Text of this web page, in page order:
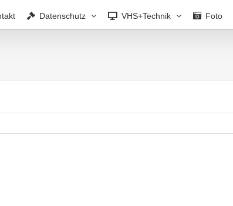
Datenschutz VHS+Technik Foto